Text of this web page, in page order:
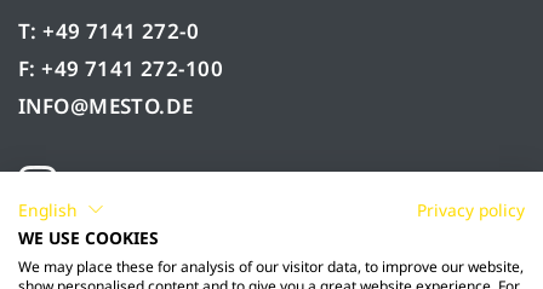
T: +49 7141 272-0
F: +49 7141 272-100
INFO@MESTO.DE
English
Privacy policy
WE USE COOKIES
We may place these for analysis of our visitor data, to improve our website,